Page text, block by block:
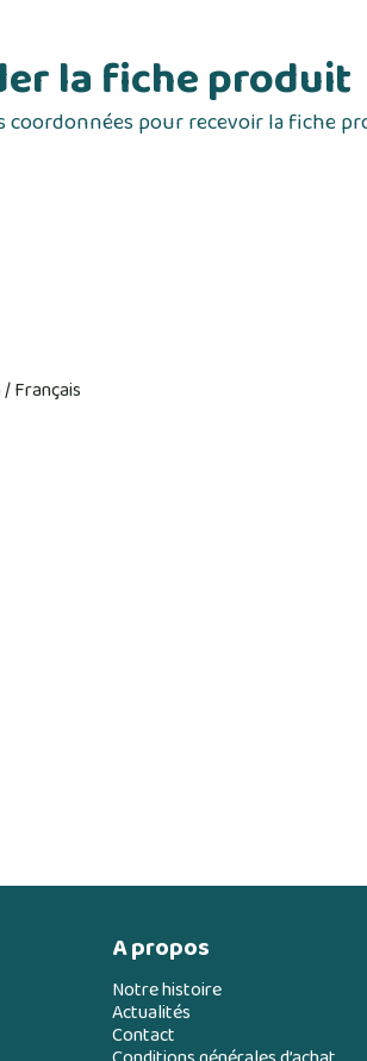
la fiche produit
coordonnées pour recevoir la fiche
A propos
Notre histoire
Actualités
Contact